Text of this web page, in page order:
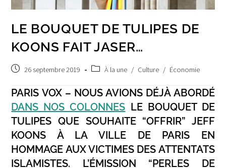
LE BOUQUET DE TULIPES DE
KOONS FAIT JASER…
Post26 septembre 2019
PostÀ la une / Culture / Économie
PARIS VOX – NOUS AVIONS DÉJÀ ABORDÉ
DANS NOS COLONNES LE BOUQUET DE
TULIPES QUE SOUHAITE “OFFRIR” JEFF
KOONS À LA VILLE DE PARIS EN
HOMMAGE AUX VICTIMES DES ATTENTATS
ISLAMISTES. L’ÉMISSION “PERLES DE